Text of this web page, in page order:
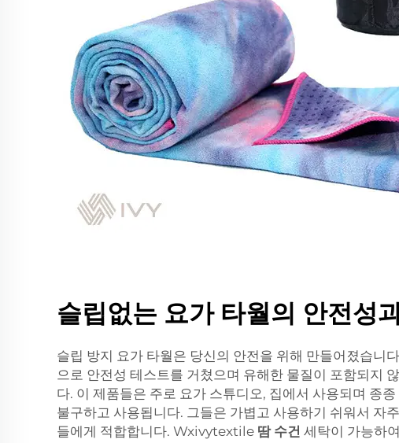
슬립없는 요가 타월의 안전성
슬립 방지 요가 타월은 당신의 안전을 위해 만들어졌습니
으로 안전성 테스트를 거쳤으며 유해한 물질이 포함되지
다. 이 제품들은 주로 요가 스튜디오, 집에서 사용되며 종
불구하고 사용됩니다. 그들은 가볍고 사용하기 쉬워서 자
들에게 적합합니다. Wxivytextile 땀 수건 세탁이 가능하